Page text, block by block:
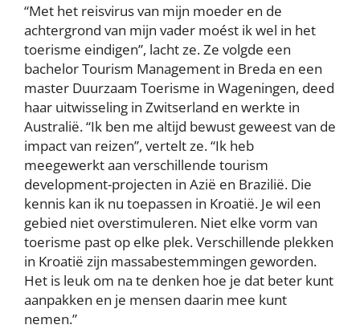
“Met het reisvirus van mijn moeder en de
achtergrond van mijn vader moést ik wel in het
toerisme eindigen”, lacht ze. Ze volgde een
bachelor Tourism Management in Breda en een
master Duurzaam Toerisme in Wageningen, deed
haar uitwisseling in Zwitserland en werkte in
Australië. “Ik ben me altijd bewust geweest van de
impact van reizen”, vertelt ze. “Ik heb
meegewerkt aan verschillende tourism
development-projecten in Azië en Brazilië. Die
kennis kan ik nu toepassen in Kroatië. Je wil een
gebied niet overstimuleren. Niet elke vorm van
toerisme past op elke plek. Verschillende plekken
in Kroatië zijn massabestemmingen geworden.
Het is leuk om na te denken hoe je dat beter kunt
aanpakken en je mensen daarin mee kunt
nemen.”